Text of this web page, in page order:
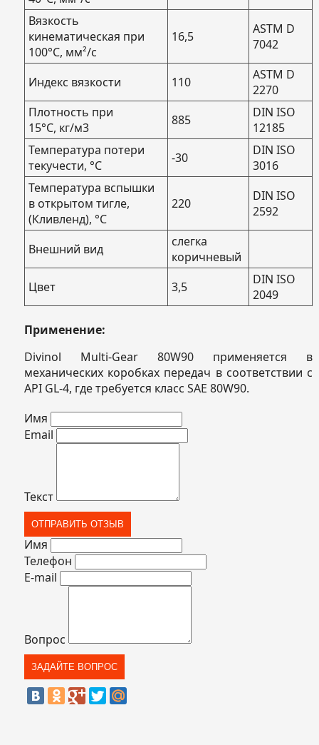
Вязкость
кинематическая при
100°С, мм²/с
16,5
ASTM D
7042
Индекс вязкости 110
ASTM D
2270
Плотность при
15°С, кг/м3
885
DIN ISO
12185
Температура потери
текучести, °С
-30
DIN ISO
3016
Температура вспышки
в открытом тигле,
(Кливленд), °С
220
DIN ISO
2592
Внешний вид
слегка
коричневый
Цвет
3,5
DIN ISO
2049
Применение:
Divinol Multi-Gear 80W90 применяется в
механических коробках передач в соответствии с
API GL-4, где требуется класс SAE 80W90.
Имя
Email
Текст
Имя
Телефон
E-mail
Вопрос